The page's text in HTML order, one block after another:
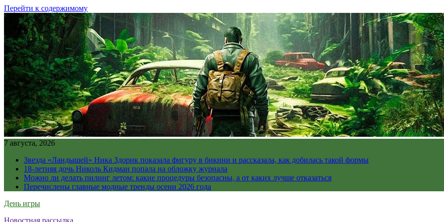
Перейти к содержимому
7 августа, 2026
Звезда «Ландышей» Ника Здорик показала фигуру в бикини и рассказала, как добилась такой формы
18-летняя дочь Николь Кидман попала на обложку журнала
Можно ли делать пилинг летом: какие процедуры безопасны, а от каких лучше отказаться
Перечислены главные модные тренды осени 2026 года
День игры
Новостная рассылка